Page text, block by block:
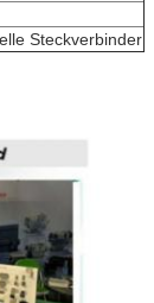
Steckverbinder